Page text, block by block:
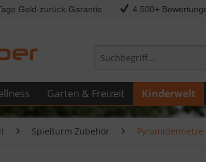
Geld-zurück-Garantie 4.500+
Garten & Freizeit Kinderwelt
Spielturm Zubehör